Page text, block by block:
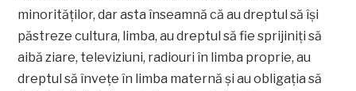
minorităţilor, dar asta înseamnă că au dreptul să îşi
păstreze cultura, limba, au dreptul să fie sprijiniţi să
aibă ziare, televiziuni, radiouri în limba proprie, au
dreptul să înveţe în limba maternă şi au obligaţia să